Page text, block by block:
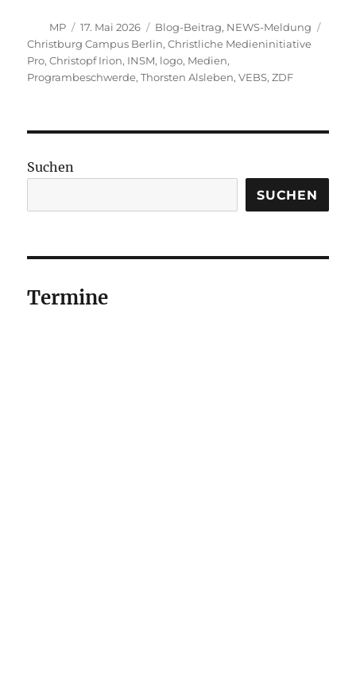
Autor
MP
Veröffentlicht
am
17. Mai 2026 Kategorien
Blog-Beitrag, NEWS-Meldung
Christburg Campus Berlin,Christliche Medieninitiative
Pro,Christopf Irion, INSM, logo, Medien,
Programbeschwerde,Thorsten Alsleben,VEBS,ZDF
Suchen
SUCHEN
Termine